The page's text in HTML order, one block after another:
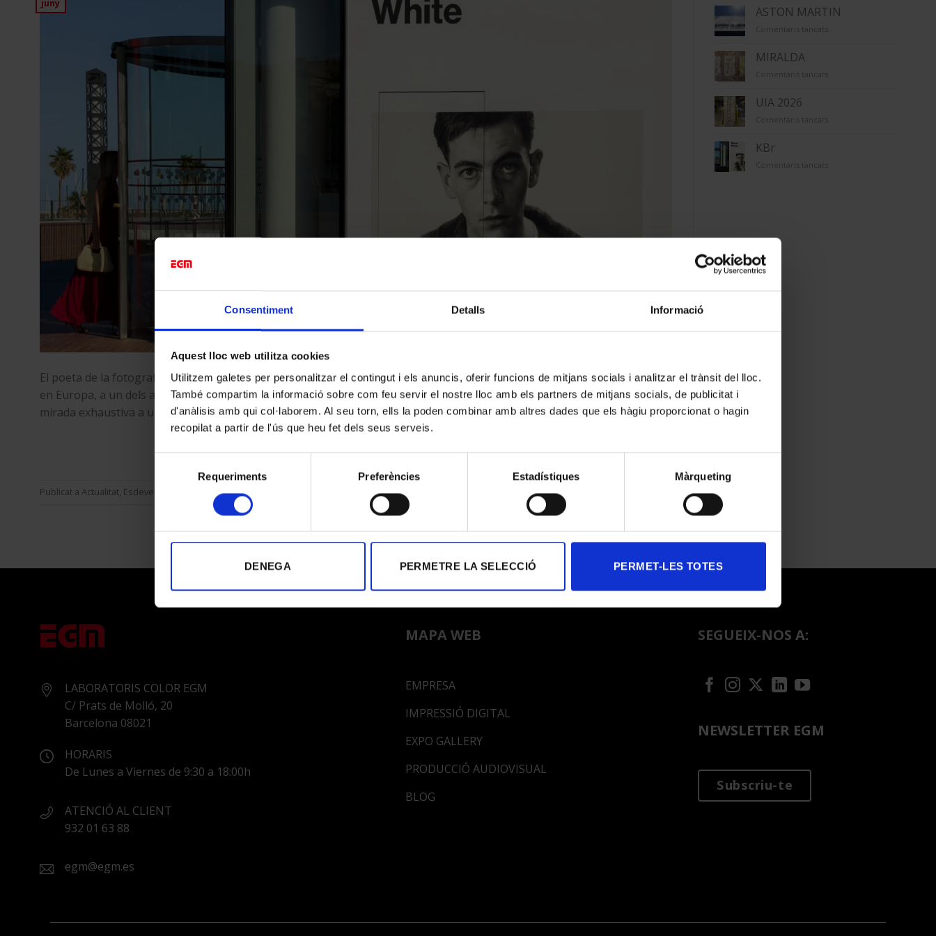
Consentiment Detalls Informació
Aquest lloc web utilitza cookies
Utilitzem galetes per personalitzar el contingut i els anuncis, oferir funcions de mitjans socials i analitzar el trànsit del lloc.
També compartim la informació sobre com feu servir el nostre lloc amb els partners de mitjans socials, de publicitat i
d'anàlisis amb qui col·laborem. Al seu torn, ells la poden combinar amb altres dades que els hàgiu proporcionat o hagin
recopilat a partir de l'ús que heu fet dels seus serveis.
Requeriments Preferències Estadístiques Màrqueting
DENEGA PERMETRE LA SELECCIÓ PERMET-LES TOTES
juny
El poeta de la fotografia El centre KBr de Barcelona acull l’exposició Minor White , la retrospectiva més àmplia dedicada
en Europa, a un dels autors més singulars i influents de la fotografia nord-americana del segle XX. La mostra és una
mirada exhaustiva a una trajectòria marcada per la recerca espiritual, l’experimentació formal i la […]
Publicat a Actualitat, Esdeveniments & Expos|Etiquetat Digital Printing,Esdeveniments & Expos Gràfica expositiva
ÚNICO
ASTON MARTIN
Comentaris tancats
MIRALDA
Comentaris tancats
UIA 2026
Comentaris tancats
KBr
Comentaris tancats
LABORATORIS COLOR EGM
C/ Prats de Molló, 20
Barcelona 08021
HORARIS
De Lunes a Viernes de 9:30 a 18:00h
ATENCIÓ AL CLIENT
932 01 63 88
egm@egm.es
MAPA WEB
EMPRESA
IMPRESSIÓ DIGITAL
EXPO GALLERY
PRODUCCIÓ AUDIOVISUAL
BLOG
SEGUEIX-NOS A:
NEWSLETTER EGM
Subscriu-te